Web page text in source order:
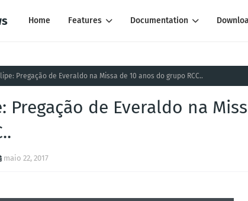
Home Features Documentation
Pregação de Everaldo na Missa de 10 anos do grupo RCC..
Pregação de Everaldo na
maio 22, 2017